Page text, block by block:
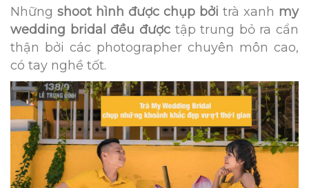
Những shoot hình được chụp bởi trà xanh my
wedding bridal đều đượctập trung bỏ ra cẩn
thận bởi các photographer chuyên môn cao,
có tay nghề tốt.